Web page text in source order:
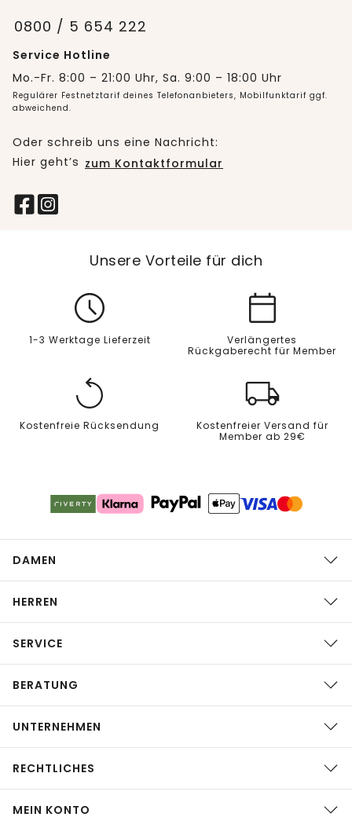
0800 / 5 654 222
Service Hotline
Mo.-Fr. 8:00 – 21:00 Uhr, Sa. 9:00 – 18:00 Uhr
Regulärer Festnetztarif deines Telefonanbieters, Mobilfunktarif ggf.
abweichend.
Oder schreib uns eine Nachricht:
Hier geht’s zum Kontaktformular
Unsere Vorteile für dich
1-3 Werktage Lieferzeit
Verlängertes
Rückgaberecht für Member
Kostenfreie Rücksendung
Kostenfreier Versand für
Member ab 29€
DAMEN
HERREN
SERVICE
BERATUNG
UNTERNEHMEN
RECHTLICHES
MEIN KONTO